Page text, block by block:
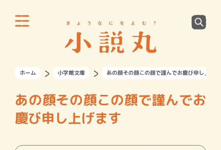
ホーム 小学館文庫 あの顔その顔この顔で謹んでお慶び申し上げ
あの顔その顔この顔で謹んでお
慶び申し上げます